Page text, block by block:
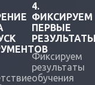
4.
ФИКСИРУЕМ
ПЕРВЫЕ
Фиксируем
результаты
обучения